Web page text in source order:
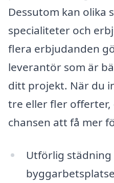
Dessutom kan olika
specialiteter och
flera erbjudanden
leverantör som är
ditt projekt. När du
tre eller fler offerter,
chansen att få mer
Utförlig städning